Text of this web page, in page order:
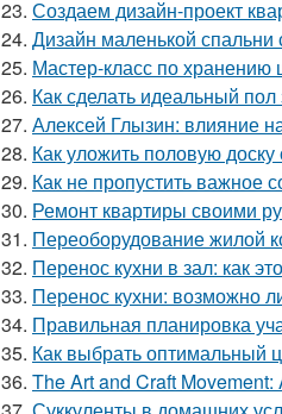
23. Создаем дизайн-проект
24. Дизайн маленькой
25. Мастер-класс по хранению
26. Как сделать идеальный
27. Алексей Глызин: влияние
28. Как уложить половую
29. Как не пропустить важное
30. Ремонт квартиры своими
31. Переоборудование жилой
32. Перенос кухни в зал: как
33. Перенос кухни: возможно
34. Правильная планировка
35. Как выбрать оптимальный
36. The Art and Craft